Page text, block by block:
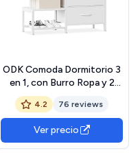
ODK Comoda Dormitorio 3
en 1, con Burro Ropa y 2
Ganchos para Abrigos,
Zapatero de Doble Capa en
la Parte Inferior, 4 Cajonera
de Tela, Ideal para
Dormitorio y Pasillo, Blanco
4.2 76 reviews
Ver precio